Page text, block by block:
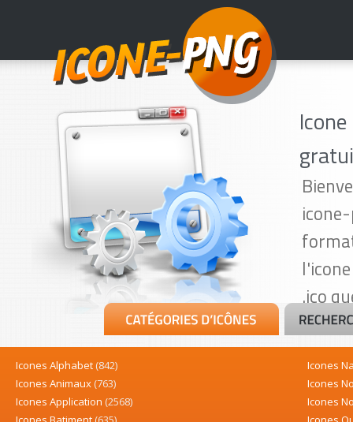
.ico
Icones Alphabet(842)
Icones Animaux(763)
Icones Application (2568)
Icones
Icones
Icones